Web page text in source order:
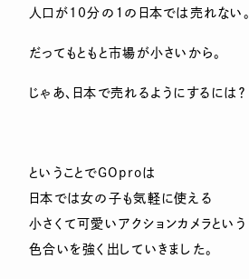
人口が10分の１の日本では売れない。
だってもともと市場が小さいから。
じゃあ、日本で売れるようにするには？
ということでGOproは
日本では女の子も気軽に使える
小さくて可愛いアクションカメラという
色合いを強く出していきました。